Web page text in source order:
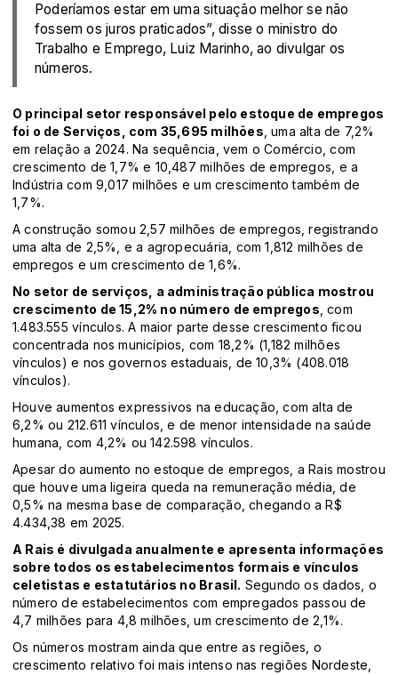
Poderíamos estar em uma situação melhor se não
fossem os juros praticados”, disse o ministro do
Trabalho e Emprego, Luiz Marinho, ao divulgar os
números.
O principal setor responsável pelo estoque de empregos
foi o de Serviços, com 35,695 milhões , uma alta de 7,2%
em relação a 2024. Na sequência, vem o Comércio, com
crescimento de 1,7% e 10,487 milhões de empregos, e a
Indústria com 9,017 milhões e um crescimento também de
1,7%.
A construção somou 2,57 milhões de empregos, registrando
uma alta de 2,5%, e a agropecuária, com 1,812 milhões de
empregos e um crescimento de 1,6%.
No setor de serviços, a administração pública mostrou
crescimento de 15,2% no número de empregos , com
1.483.555 vínculos. A maior parte desse crescimento ficou
concentrada nos municípios, com 18,2% (1,182 milhões
vínculos) e nos governos estaduais, de 10,3% (408.018
vínculos).
Houve aumentos expressivos na educação, com alta de
6,2% ou 212.611 vínculos, e de menor intensidade na saúde
humana, com 4,2% ou 142.598 vínculos.
Apesar do aumento no estoque de empregos, a Rais mostrou
que houve uma ligeira queda na remuneração média, de
0,5% na mesma base de comparação, chegando a R$
4.434,38 em 2025.
A Rais é divulgada anualmente e apresenta informações
sobre todos os estabelecimentos formais e vínculos
celetistas e estatutários no Brasil. Segundo os dados, o
número de estabelecimentos com empregados passou de
4,7 milhões para 4,8 milhões, um crescimento de 2,1%.
Os números mostram ainda que entre as regiões, o
crescimento relativo foi mais intenso nas regiões Nordeste,